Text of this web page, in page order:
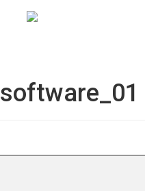
software_01